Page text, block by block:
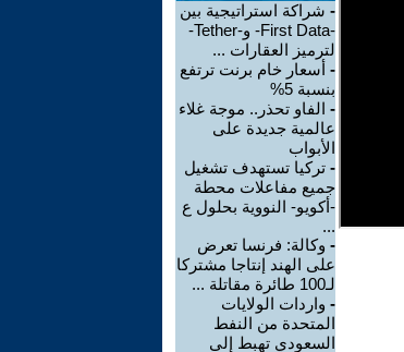
- شراكة استراتيجية بين
-First Data- و-Tether-
لترميز العقارات ...
- أسعار خام برنت ترتفع
بنسبة 5%
- الفاو تحذر.. موجة غلاء
عالمية جديدة على
الأبواب
- تركيا تستهدف تشغيل
جميع مفاعلات محطة
-أكويو- النووية بحلول ع
...
- وكالة: فرنسا تعرض
على الهند إنتاجا مشتركا
لـ100 طائرة مقاتلة ...
- واردات الولايات
المتحدة من النفط
السعودي تهبط إلى